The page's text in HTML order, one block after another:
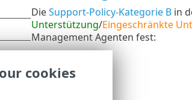
DieSupport-Policy-Kategorie Bin
Unterstützung/Eingeschränkte
Management Agenten fest:
cookies